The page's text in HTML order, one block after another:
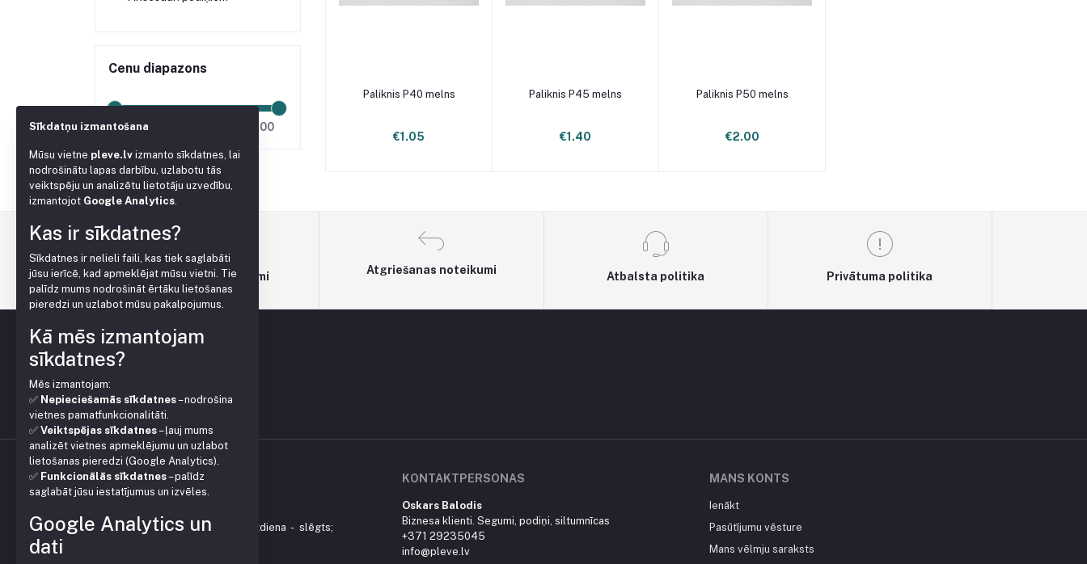
Cenu diapazons
0.00 3.00
Pievienot grozam
Paliknis P40 melns
€1.05
Pievienot grozam
Paliknis P45 melns
€1.40
Pievienot grozam
Paliknis P50 melns
€2.00
Lietošanas noteikumi
Atgriešanas noteikumi
Atbalsta politika Privātuma politika
KONTAKTI
Darba laiks: P - P 9:00-18:00 ; Sestdiena - slēgts;
KONTAKTPERSONAS
Oskars Balodis
Biznesa klienti. Segumi, podiņi, siltumnīcas
+371 29235045
info@pleve.lv
MANS KONTS
Ienākt
Pasūtījumu vēsture
Mans vēlmju saraksts
Sīkdatņu izmantošana
Mūsu vietne pleve.lv izmanto sīkdatnes, lai
nodrošinātu lapas darbību, uzlabotu tās
veiktspēju un analizētu lietotāju uzvedību,
izmantojot Google Analytics
Kas ir sīkdatnes?
Sīkdatnes ir nelieli faili, kas tiek saglabāti
jūsu ierīcē, kad apmeklējat mūsu vietni. Tie
palīdz mums nodrošināt ērtāku lietošanas
pieredzi un uzlabot mūsu pakalpojumus.
Kā mēs izmantojam
sīkdatnes?
Mēs izmantojam:
✅ Nepieciešamās sīkdatnes– nodrošina
vietnes pamatfunkcionalitāti.
✅ Veiktspējas sīkdatnes– ļauj mums
analizēt vietnes apmeklējumu un uzlabot
lietošanas pieredzi (Google Analytics).
✅ Funkcionālās sīkdatnes– palīdz
saglabāt jūsu iestatījumus un izvēles.
Google Analytics un
dati